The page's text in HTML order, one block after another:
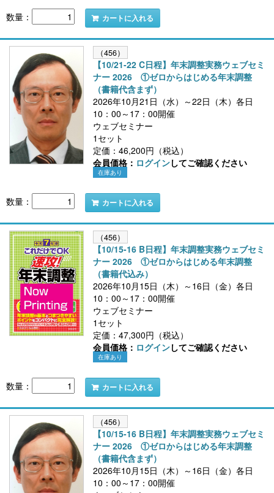
数量： カートに入れる
（456）
【10/21-22 C日程】年末調整実務ウェブセミ
ナー 2026 ①ゼロからはじめる年末調整
（書籍代含まず）
2026年10月21日（水）～22日（木）各日
10：00～17：00開催
ウェブセミナー
1セット
定価：46,200円（税込）
会員価格： ログインしてご確認ください
在庫あり
数量： カートに入れる
（456）
【10/15-16 B日程】年末調整実務ウェブセミ
ナー 2026 ①ゼロからはじめる年末調整
（書籍代込み）
2026年10月15日（木）～16日（金）各日
10：00～17：00開催
ウェブセミナー
1セット
定価：47,300円（税込）
会員価格： ログインしてご確認ください
在庫あり
数量： カートに入れる
（456）
【10/15-16 B日程】年末調整実務ウェブセミ
ナー 2026 ①ゼロからはじめる年末調整
（書籍代含まず）
2026年10月15日（木）～16日（金）各日
10：00～17：00開催